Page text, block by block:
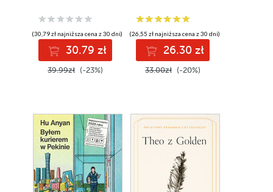
(30,79 zł najniższa cena z 30 dni)
30.79 zł
39.99zł (-23%)
(26,55 zł najniższa cena z 30 dni)
26.30 zł
33.00zł (-20%)